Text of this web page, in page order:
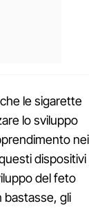
le sigarette
lo sviluppo
nei
dispositivi
del feto
bastasse, gli